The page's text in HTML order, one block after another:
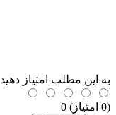
به این مطلب امتیاز دهید
(0 امتیاز) 0